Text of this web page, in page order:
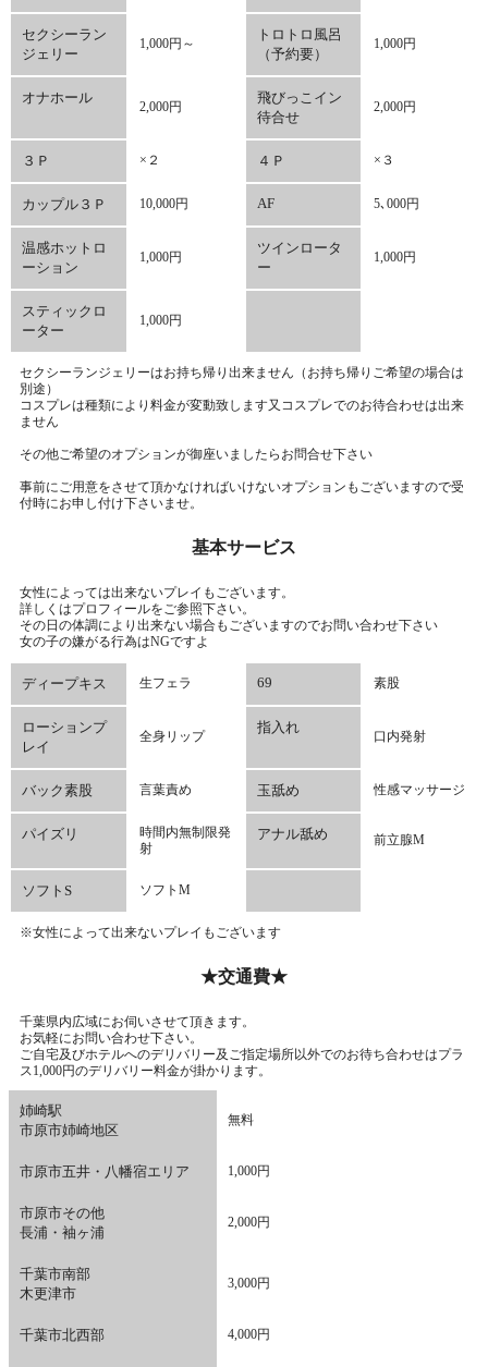
セクシーラン
ジェリー
1,000円～
トロトロ風呂
（予約要）
1,000円
オナホール
2,000円
飛びっこイン
待合せ
2,000円
３Ｐ ×２ ４Ｐ ×３
カップル３Ｐ 10,000円 AF 5､000円
温感ホットロ
ーション
1,000円
ツインロータ
ー
1,000円
スティックロ
ーター
1,000円
セクシーランジェリーはお持ち帰り出来ません（お持ち帰りご希望の場合は
別途）
コスプレは種類により料金が変動致します又コスプレでのお待合わせは出来
ません
その他ご希望のオプションが御座いましたらお問合せ下さい
事前にご用意をさせて頂かなければいけないオプションもございますので受
付時にお申し付け下さいませ。
基本サービス
女性によっては出来ないプレイもございます。
詳しくはプロフィールをご参照下さい。
その日の体調により出来ない場合もございますのでお問い合わせ下さい
女の子の嫌がる行為はNGですよ
ディープキス 生フェラ 69 素股
ローションプ
レイ
全身リップ
指入れ
口内発射
バック素股 言葉責め 玉舐め 性感マッサージ
パイズリ
時間内無制限発
射
アナル舐め 前立腺M
ソフトS ソフトM
※女性によって出来ないプレイもございます
★交通費★
千葉県内広域にお伺いさせて頂きます。
お気軽にお問い合わせ下さい。
ご自宅及びホテルへのデリバリー及ご指定場所以外でのお待ち合わせはプラ
ス1,000円のデリバリー料金が掛かります。
姉崎駅
市原市姉崎地区
無料
市原市五井・八幡宿エリア 1,000円
市原市その他
長浦・袖ヶ浦
2,000円
千葉市南部
木更津市
3,000円
千葉市北西部 4,000円